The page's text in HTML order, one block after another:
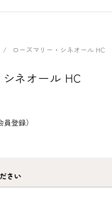
/ ローズマリー・シネオール HC
ネオール HC
登録）
さい